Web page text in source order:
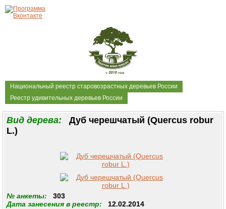
Национальный реестр старовозрастных деревьев России
Реестр удивительных деревьев России
Вид дерева: Дуб черешчатый (Quercus robur
L.)
№ анкеты: 303
Дата занесения в реестр: 12.02.2014